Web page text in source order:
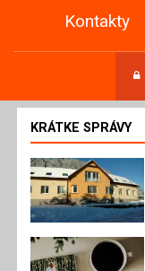
Kontakty
KRÁTKE SPRÁVY